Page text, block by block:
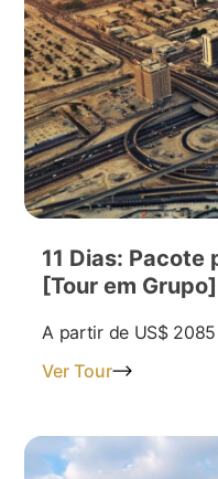
11 Dias: Pacote
[Tour em Grupo]
A partir de US$ 2085
Ver Tour